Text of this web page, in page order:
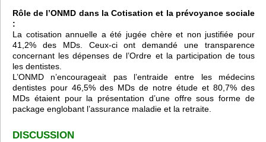
Rôle de l’ONMD dans la Cotisation et la prévoyance sociale
:
La cotisation annuelle a été jugée chère et non justifiée pour
41,2% des MDs. Ceux-ci ont demandé une transparence
concernant les dépenses de l’Ordre et la participation de tous
les dentistes.
L’ONMD n’encourageait pas l’entraide entre les médecins
dentistes pour 46,5% des MDs de notre étude et 80,7% des
MDs étaient pour la présentation d’une offre sous forme de
package englobant l’assurance maladie et la retraite.
DISCUSSION